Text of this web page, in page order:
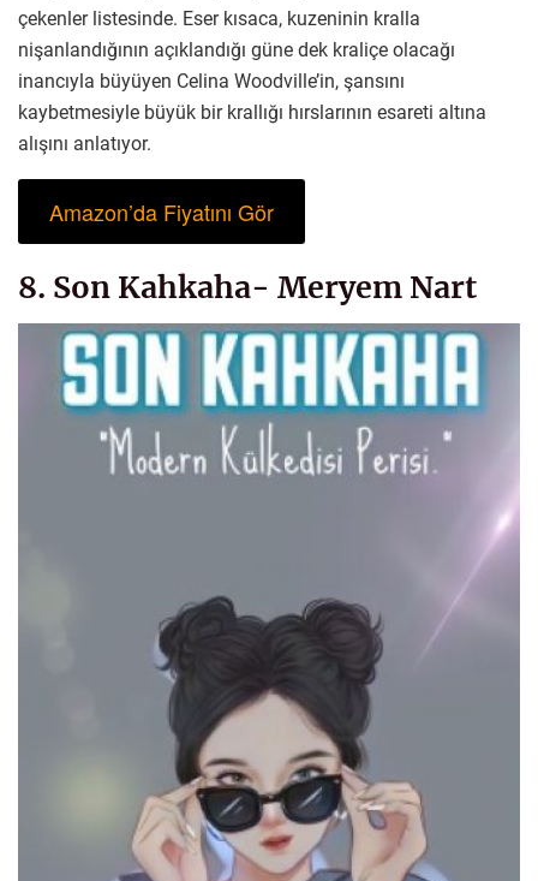
çekenler listesinde. Eser kısaca, kuzeninin kralla
nişanlandığının açıklandığı güne dek kraliçe olacağı
inancıyla büyüyen Celina Woodville’in, şansını
kaybetmesiyle büyük bir krallığı hırslarının esareti altına
alışını anlatıyor.
Amazon’da Fiyatını Gör
8. Son Kahkaha- Meryem Nart